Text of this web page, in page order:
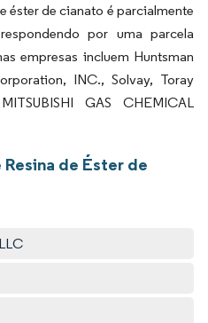
éster de cianato é parcialmente
por uma parcela
empresas incluem Huntsman
INC., Solvay, Toray
GAS CHEMICAL
de Éster de